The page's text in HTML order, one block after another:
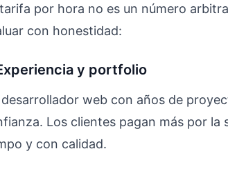
por hora no es un número
con honestidad:
y portfolio
desarrollador web con años de
Los clientes pagan más por la
y con calidad.